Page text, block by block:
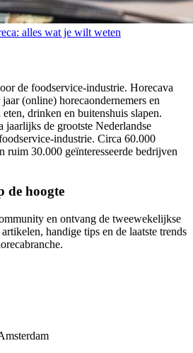
alles wat je wilt weten
de foodservice-industrie. Horecava
(online) horecaondernemers en
drinken en buitenshuis slapen.
jaarlijks de grootste Nederlandse
industrie. Circa 60.000
ruim 30.000 geïnteresseerde bedrijven
de hoogte
en ontvang de tweewekelijkse
handige tips en de laatste trends